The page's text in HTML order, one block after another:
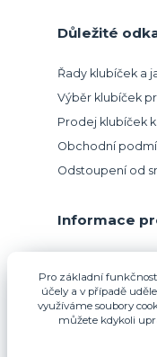
Důležité
Řady klubíček a
Výběr klubíček
Prodej klubíček
Obchodní
Odstoupení od
Informace
Pro základní
účely a v případě
využíváme soubory
můžete kdykoli